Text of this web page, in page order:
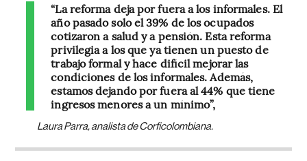
“La reforma deja por fuera a los informales. El
año pasado solo el 39% de los ocupados
cotizaron a salud y a pensión. Esta reforma
privilegia a los que ya tienen un puesto de
trabajo formal y hace difícil mejorar las
condiciones de los informales. Además,
estamos dejando por fuera al 44% que tiene
ingresos menores a un mínimo”,
Laura Parra, analista de Corficolombiana.